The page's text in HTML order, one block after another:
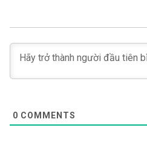
0 COMMENTS